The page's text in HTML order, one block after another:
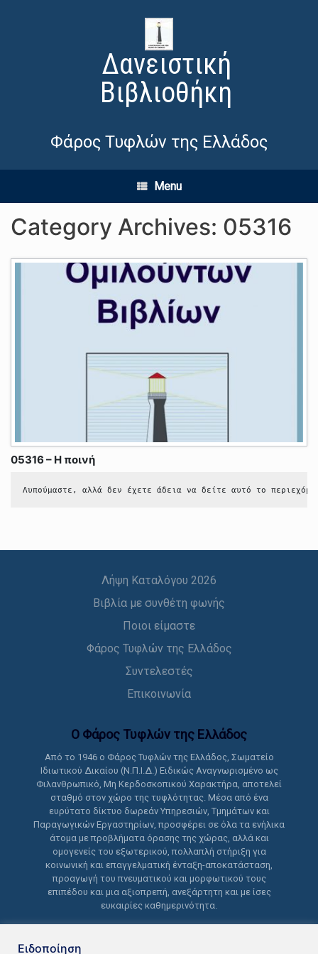
Δανειστική
Βιβλιοθήκη
Φάρος Τυφλών της Ελλάδος
Menu
Category Archives: 05316
05316 – Η ποινή
Λυπούμαστε, αλλά δεν έχετε άδεια να δείτε αυτό το
Λήψη Καταλόγου 2026
Βιβλία με συνθέτη φωνής
Ποιοι είμαστε
Φάρος Τυφλών της Ελλάδος
Συντελεστές
Επικοινωνία
Ο Φάρος Τυφλών της Ελλάδoς
Από το 1946 ο Φάρος Τυφλών της Ελλάδος, Σωματείο
Ιδιωτικού Δικαίου (Ν.Π.Ι.Δ.) Ειδικώς Αναγνωρισμένο ως
Φιλανθρωπικό, Μη Κερδοσκοπικού Χαρακτήρα, αποτελεί
σταθμό στον χώρο της τυφλότητας. Μέσα από ένα
ευρύτατο δίκτυο δωρεάν Υπηρεσιών, Τμημάτων και
Παραγωγικών Εργαστηρίων, προσφέρει σε όλα τα ενήλικα
άτομα με προβλήματα όρασης της χώρας, αλλά και
ομογενείς του εξωτερικού, πολλαπλή στήριξη για
κοινωνική και επαγγελματική ένταξη-αποκατάσταση,
προαγωγή του πνευματικού και μορφωτικού τους
επιπέδου και μια αξιοπρεπή, ανεξάρτητη και με ίσες
ευκαιρίες καθημερινότητα.
Ειδοποίηση